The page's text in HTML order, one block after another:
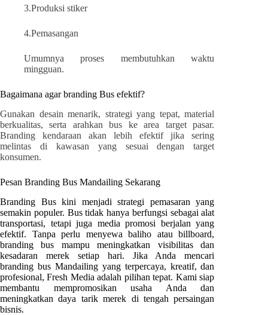
3.Produksi stiker
4.Pemasangan
Umumnya proses membutuhkan waktu
mingguan.
Bagaimana agar branding Bus efektif?
Gunakan desain menarik, strategi yang tepat, material
berkualitas, serta arahkan bus ke area target pasar.
Branding kendaraan akan lebih efektif jika sering
melintas di kawasan yang sesuai dengan target
konsumen.
Pesan Branding Bus Mandailing Sekarang
Branding Bus kini menjadi strategi pemasaran yang
semakin populer. Bus tidak hanya berfungsi sebagai alat
transportasi, tetapi juga media promosi berjalan yang
efektif. Tanpa perlu menyewa baliho atau billboard,
branding bus mampu meningkatkan visibilitas dan
kesadaran merek setiap hari. Jika Anda mencari
branding bus Mandailing yang terpercaya, kreatif, dan
profesional, Fresh Media adalah pilihan tepat. Kami siap
membantu mempromosikan usaha Anda dan
meningkatkan daya tarik merek di tengah persaingan
bisnis.